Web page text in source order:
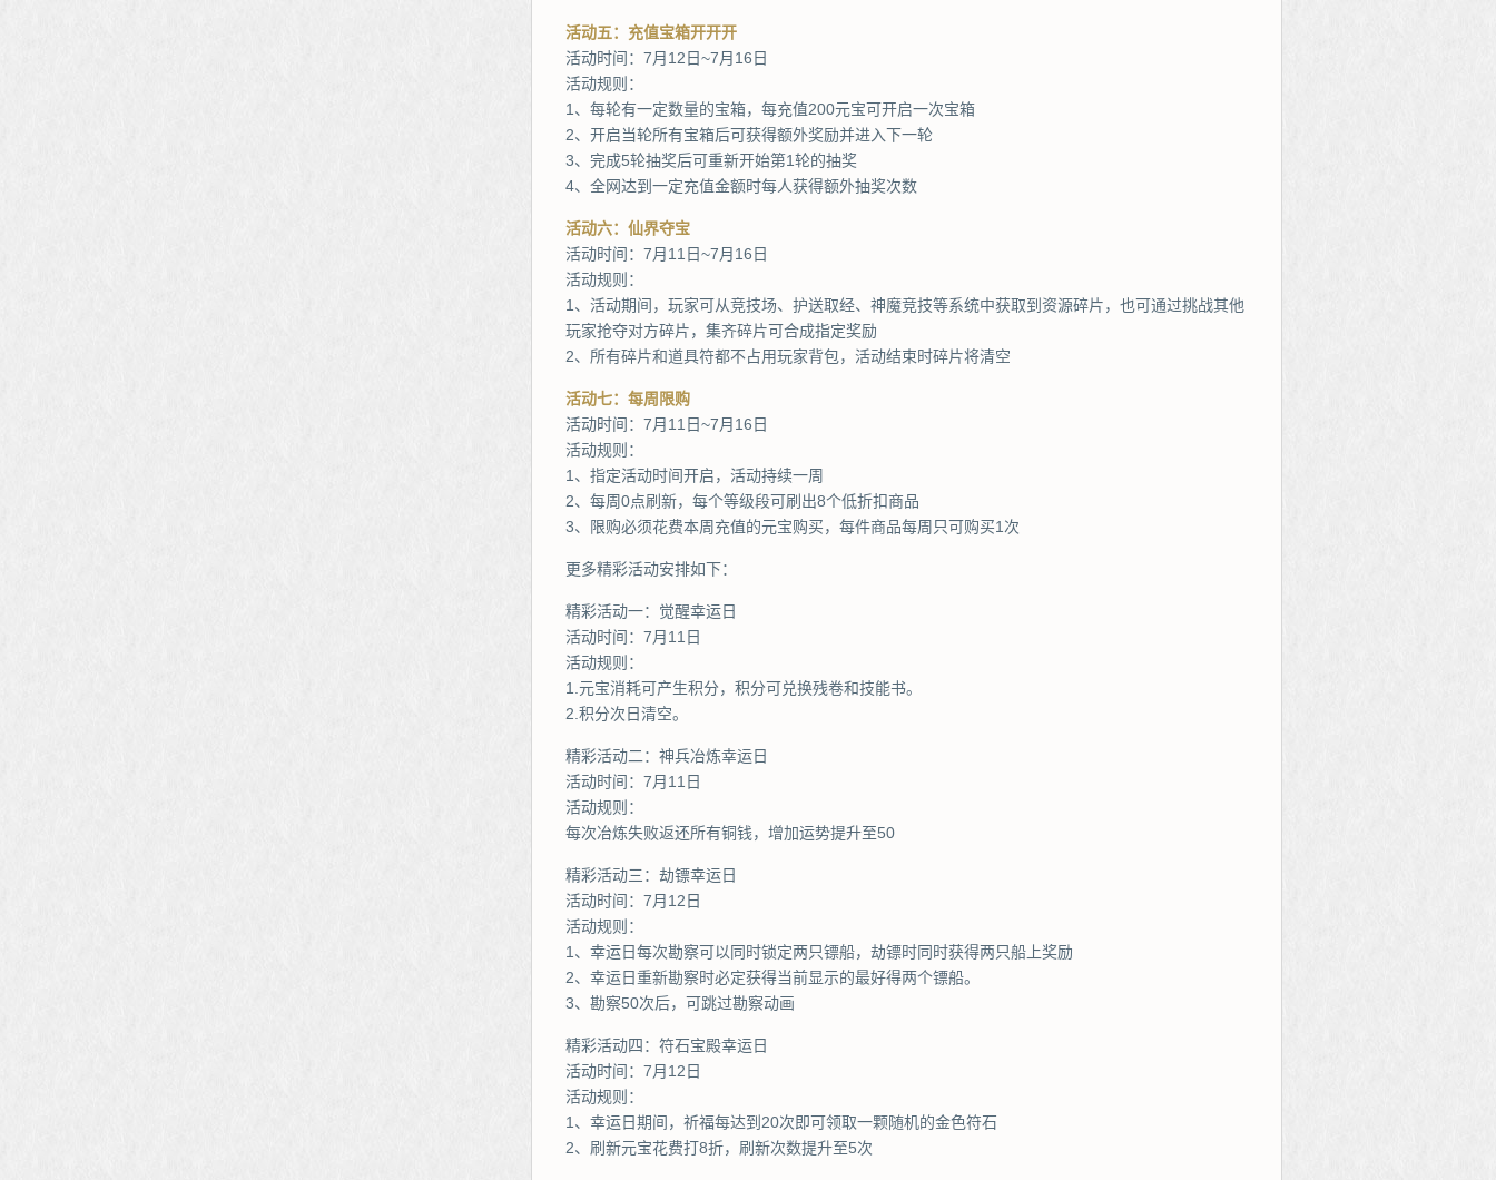
活动五：充值宝箱开开开
活动时间：7月12日~7月16日
活动规则：
1、每轮有一定数量的宝箱，每充值200元宝可开启一次宝箱
2、开启当轮所有宝箱后可获得额外奖励并进入下一轮
3、完成5轮抽奖后可重新开始第1轮的抽奖
4、全网达到一定充值金额时每人获得额外抽奖次数
活动六：仙界夺宝
活动时间：7月11日~7月16日
活动规则：
1、活动期间，玩家可从竞技场、护送取经、神魔竞技等系统中获取到资源碎片，也可通过挑战其他
玩家抢夺对方碎片，集齐碎片可合成指定奖励
2、所有碎片和道具符都不占用玩家背包，活动结束时碎片将清空
活动七：每周限购
活动时间：7月11日~7月16日
活动规则：
1、指定活动时间开启，活动持续一周
2、每周0点刷新，每个等级段可刷出8个低折扣商品
3、限购必须花费本周充值的元宝购买，每件商品每周只可购买1次
更多精彩活动安排如下：
精彩活动一：觉醒幸运日
活动时间：7月11日
活动规则：
1.元宝消耗可产生积分，积分可兑换残卷和技能书。
2.积分次日清空。
精彩活动二：神兵冶炼幸运日
活动时间：7月11日
活动规则：
每次冶炼失败返还所有铜钱，增加运势提升至50
精彩活动三：劫镖幸运日
活动时间：7月12日
活动规则：
1、幸运日每次勘察可以同时锁定两只镖船，劫镖时同时获得两只船上奖励
2、幸运日重新勘察时必定获得当前显示的最好得两个镖船。
3、勘察50次后，可跳过勘察动画
精彩活动四：符石宝殿幸运日
活动时间：7月12日
活动规则：
1、幸运日期间，祈福每达到20次即可领取一颗随机的金色符石
2、刷新元宝花费打8折，刷新次数提升至5次